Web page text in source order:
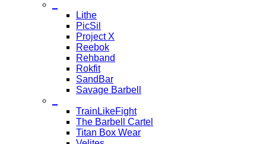
Lithe
PicSil
Project X
Reebok
Rehband
Rokfit
SandBar
Savage Barbell
TrainLikeFight
The Barbell Cartel
Titan Box Wear